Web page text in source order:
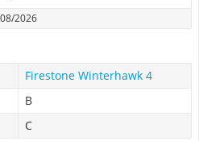
08/2026
Firestone Winterhawk 4
B
C